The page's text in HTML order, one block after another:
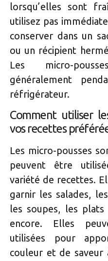
lorsqu’elles sont
utilisez pas
conserver dans un
ou un récipient
Les micro-
généralement
réfrigérateur.
Comment utiliser
vos recettes
Les micro-pousses
peuvent être
variété de recettes.
garnir les salades,
les soupes, les
encore. Elles
utilisées pour
couleur et de saveur